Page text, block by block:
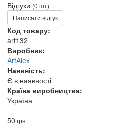
Відгуки (0 шт)
Написати відгук
Код товару:
art132
Виробник:
ArtAlex
Наявність:
Є в наявності
Країна виробництва:
Україна
50 грн